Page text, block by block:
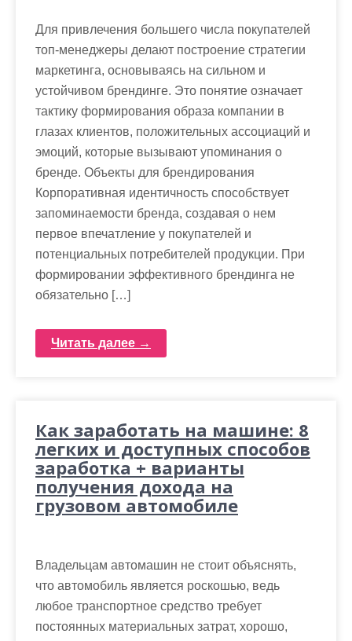
Для привлечения большего числа покупателей
топ-менеджеры делают построение стратегии
маркетинга, основываясь на сильном и
устойчивом брендинге. Это понятие означает
тактику формирования образа компании в
глазах клиентов, положительных ассоциаций и
эмоций, которые вызывают упоминания о
бренде. Объекты для брендирования
Корпоративная идентичность способствует
запоминаемости бренда, создавая о нем
первое впечатление у покупателей и
потенциальных потребителей продукции. При
формировании эффективного брендинга не
обязательно […]
Читать далее →
Как заработать на машине: 8
легких и доступных способов
заработка + варианты
получения дохода на
грузовом автомобиле
Владельцам автомашин не стоит объяснять,
что автомобиль является роскошью, ведь
любое транспортное средство требует
постоянных материальных затрат, хорошо,